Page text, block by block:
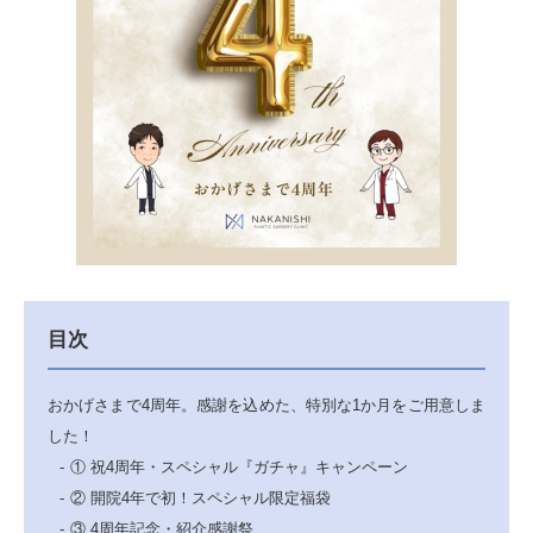
目次
おかげさまで4周年。感謝を込めた、特別な1か月をご用意しま
した！
① 祝4周年・スペシャル『ガチャ』キャンペーン
② 開院4年で初！スペシャル限定福袋
③ 4周年記念・紹介感謝祭